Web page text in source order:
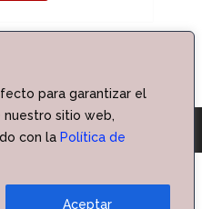
para garantizar el
sitio web,
con la Política de
Aceptar
de Privacidad|Aviso Legal